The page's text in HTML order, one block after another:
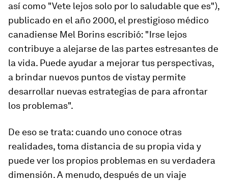
así como "Vete lejos solo por lo saludable que es"),
publicado en el año 2000, el prestigioso médico
canadiense Mel Borins escribió: "Irse lejos
contribuye a alejarse de las partes estresantes de
la vida. Puede ayudar a mejorar tus perspectivas,
a brindar nuevos puntos de vistay permite
desarrollar nuevas estrategias de para afrontar
los problemas".
De eso se trata: cuando uno conoce otras
realidades, toma distancia de su propia vida y
puede ver los propios problemas en su verdadera
dimensión. A menudo, después de un viaje